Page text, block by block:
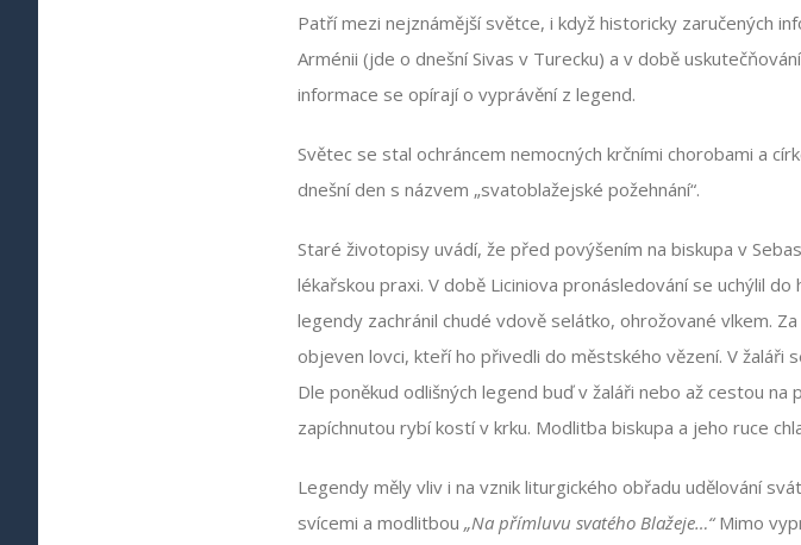
Patří mezi nejznámější světce, i když historicky zaručených
Arménii (jde o dnešní Sivas v Turecku) a v době
informace se opírají o vyprávění z legend.
Světec se stal ochráncem nemocných krčními chorobami a
dnešní den s názvem „svatoblažejské požehnání“.
Staré životopisy uvádí, že před povýšením na biskupa v
lékařskou praxi. V době Liciniova pronásledování se uchýlil
legendy zachránil chudé vdově selátko, ohrožované vlkem.
objeven lovci, kteří ho přivedli do městského vězení. V žaláři
Dle poněkud odlišných legend buď v žaláři nebo až cestou
zapíchnutou rybí kostí v krku. Modlitba biskupa a jeho ruce
Legendy měly vliv i na vznik liturgického obřadu udělování
svícemi a modlitbou „Na přímluvu svatého Blažeje…“Mimo